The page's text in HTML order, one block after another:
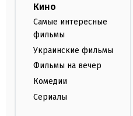
Кино
Самые интересные
фильмы
Украинские фильмы
Фильмы на вечер
Комедии
Сериалы